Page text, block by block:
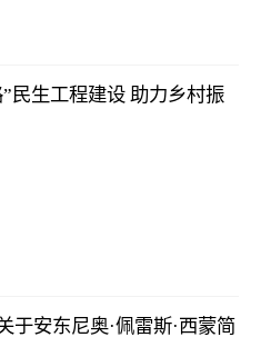
民生工程建设 助力乡村振
于安东尼奥·佩雷斯·西蒙简